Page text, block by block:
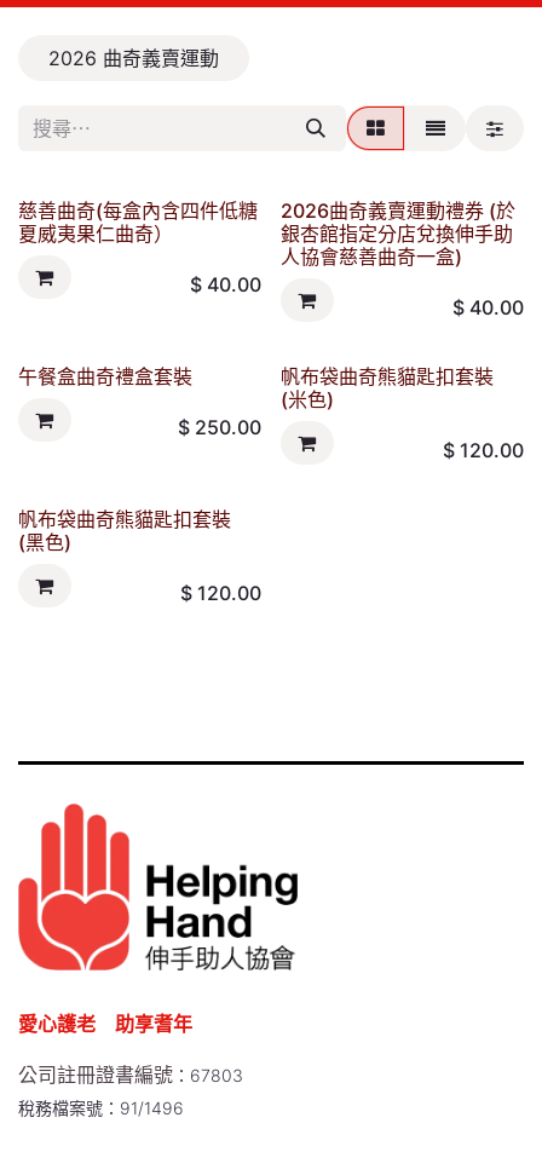
2026 曲奇義賣運動
慈善曲奇(每盒內含四件低糖
夏威夷果仁曲奇）
$ 40.00
2026曲奇義賣運動禮券 (於
銀杏館指定分店兌換伸手助
人協會慈善曲奇一盒)
$ 40.00
午餐盒曲奇禮盒套裝
$ 250.00
帆布袋曲奇熊貓匙扣套裝
(米色)
$ 120.00
帆布袋曲奇熊貓匙扣套裝
(黑色)
$ 120.00
愛心護老 助享耆年
公司註冊證書編號 ：67803
稅務檔案號：91/1496